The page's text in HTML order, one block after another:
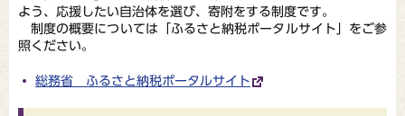
よう、応援したい自治体を選び、寄附をする制度です。
制度の概要については「ふるさと納税ポータルサイト」をご参
照ください。
総務省 ふるさと納税ポータルサイト